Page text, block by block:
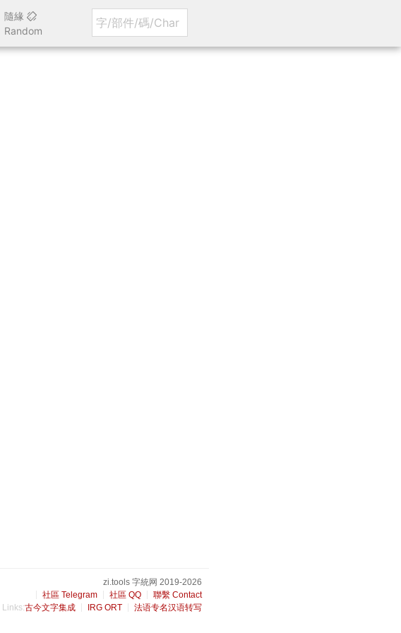
隨緣
Random
zi.tools 字統网 2019-2026
社區 Telegram
社區 QQ
聯繫 Contact
Links:古今文字集成 IRG ORT 法语专名汉语转写